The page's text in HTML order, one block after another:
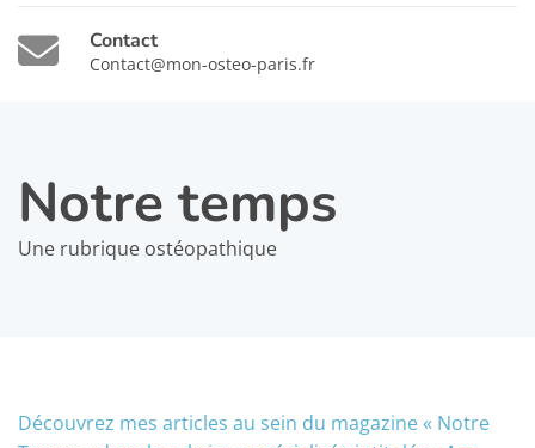
Contact
Contact@mon-osteo-paris.fr
Notre temps
Une rubrique ostéopathique
Découvrez mes articles au sein du magazine « Notre